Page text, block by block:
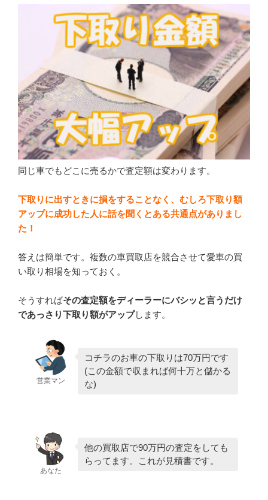
同じ車でもどこに売るかで査定額は変わります。
下取りに出すときに損をすることなく、むしろ下取り額
アップに成功した人に話を聞くとある共通点がありまし
た！
答えは簡単です。複数の車買取店を競合させて愛車の買
い取り相場を知っておく。
そうすればその査定額をディーラーにバシッと言うだけ
であっさり下取り額がアップします。
営業マン
コチラのお車の下取りは70万円です
(この金額で収まれば何十万と儲かる
な)
あなた
他の買取店で90万円の査定をしても
らってます。これが見積書です。